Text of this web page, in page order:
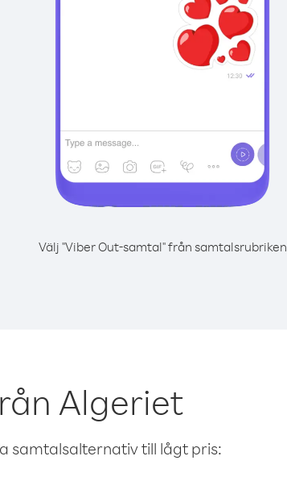
Välj "Viber Out-samtal" från samtalsrubriken
Algeriet
samtalsalternativ till lågt pris: